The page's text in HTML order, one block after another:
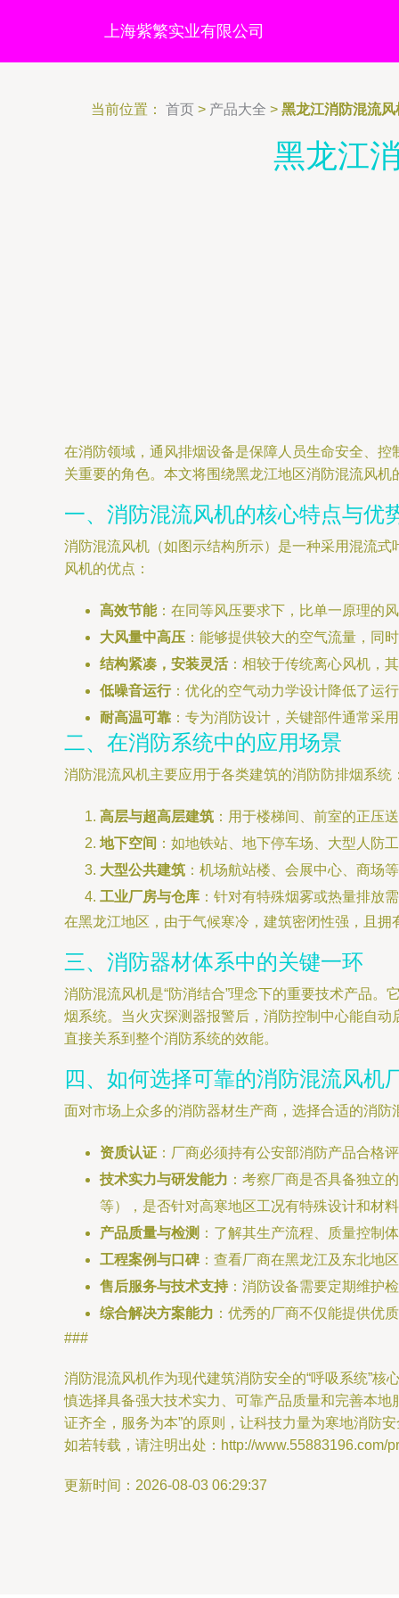
上海紫繁实业有限公司
当前位置： 首页 > 产品大全 > 黑龙江消防混流
黑龙江
在消防领域，通风排烟设备是保障人员生命安全、
关重要的角色。本文将围绕黑龙江地区消防混流风
一、消防混流风机的核心特点与优
消防混流风机（如图示结构所示）是一种采用混流
风机的优点：
高效节能：在同等风压要求下，比单一原理的
大风量中高压 ：能够提供较大的空气流量，同
结构紧凑，安装灵活：相较于传统离心风机，
低噪音运行：优化的空气动力学设计降低了运
耐高温可靠 ：专为消防设计，关键部件通常采
二、在消防系统中的应用场景
消防混流风机主要应用于各类建筑的消防防排烟系统
高层与超高层建筑 ：用于楼梯间、前室的正压
地下空间 ：如地铁站、地下停车场、大型人防
大型公共建筑 ：机场航站楼、会展中心、商场
工业厂房与仓库 ：针对有特殊烟雾或热量排放
在黑龙江地区，由于气候寒冷，建筑密闭性强，且
三、消防器材体系中的关键一环
消防混流风机是“防消结合”理念下的重要技术产品
烟系统。当火灾探测器报警后，消防控制中心能自
直接关系到整个消防系统的效能。
四、如何选择可靠的消防混流风机
面对市场上众多的消防器材生产商，选择合适的消
资质认证 ：厂商必须持有公安部消防产品合格
技术实力与研发能力 ：考察厂商是否具备独立
等），是否针对高寒地区工况有特殊设计和材
产品质量与检测 ：了解其生产流程、质量控制
工程案例与口碑：查看厂商在黑龙江及东北地
售后服务与技术支持：消防设备需要定期维护
综合解决方案能力 ：优秀的厂商不仅能提供优
###
消防混流风机作为现代建筑消防安全的“呼吸系统”
慎选择具备强大技术实力、可靠产品质量和完善本
证齐全，服务为本”的原则，让科技力量为寒地消防
如若转载，请注明出处：http://www.55883196.com/
更新时间：2026-08-03 06:29:37